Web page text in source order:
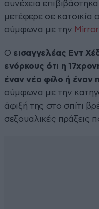
συνέχεια
μετέφερε σε κατοικία
σύμφωνα με την
Ο εισαγγελέας Εντ
ενόρκους ότι η
έναν νέο φίλο ή έναν
σύμφωνα με την
άφιξή της στο σπίτι
σεξουαλικές πράξεις